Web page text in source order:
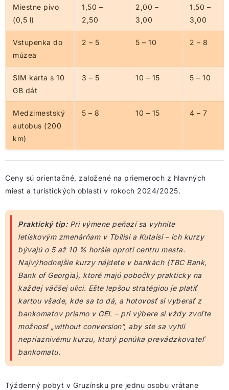
Miestne pivo
(0,5 l)
1,50 –
2,50
2,00 –
3,00
1,50 –
3,00
Vstupenka do
múzea
2 – 5 5 – 10 2 – 8
SIM karta s 10
GB dát
3 – 5 10 – 15 5 – 10
Medzimestský
autobus (200
km)
5 – 8 10 – 15 4 – 7
Ceny sú orientačné, založené na priemeroch z hlavných
miest a turistických oblastí v rokoch 2024/2025.
Praktický tip:Pri výmene peňazí sa vyhnite
letiskovým zmenárňam v Tbilisi a Kutaisi – ich kurzy
bývajú o 5 až 10 % horšie oproti centru mesta.
Najvýhodnejšie kurzy nájdete v bankách (TBC Bank,
Bank of Georgia), ktoré majú pobočky prakticky na
každej väčšej ulici. Ešte lepšou stratégiou je platiť
kartou všade, kde sa to dá, a hotovosť si vyberať z
bankomatov priamo v GEL – pri výbere si vždy zvoľte
možnosť „without conversion“, aby ste sa vyhli
nepriaznivému kurzu, ktorý ponúka prevádzkovateľ
bankomatu.
Týždenný pobyt v Gruzínsku pre jednu osobu vrátane